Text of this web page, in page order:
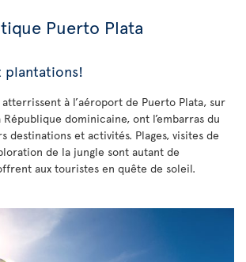
Puerto Plata
plantations!
atterrissent à l’aéroport de Puerto Plata, sur
dominicaine, ont l’embarras du
destinations et activités. Plages, visites de
de la jungle sont autant de
aux touristes en quête de soleil.